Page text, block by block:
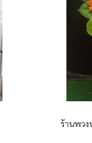
ร้านพวง